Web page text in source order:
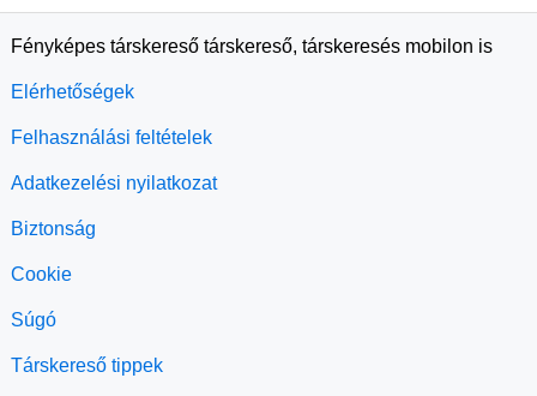
Fényképes társkereső társkereső, társkeresés mobilon is
Elérhetőségek
Felhasználási feltételek
Adatkezelési nyilatkozat
Biztonság
Cookie
Súgó
Társkereső tippek